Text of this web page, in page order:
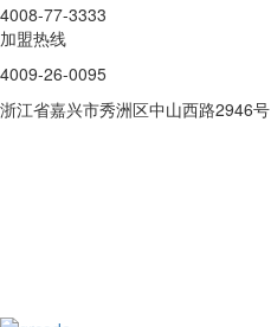
4008-77-3333
加盟热线
4009-26-0095
浙江省嘉兴市秀洲区中山西路2946号